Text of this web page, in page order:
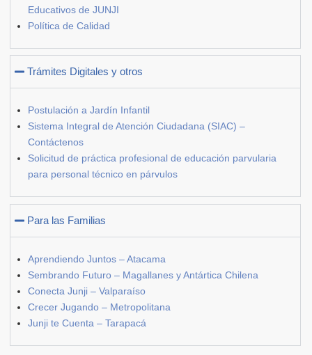
Educativos de JUNJI
Política de Calidad
Trámites Digitales y otros
Postulación a Jardín Infantil
Sistema Integral de Atención Ciudadana (SIAC) –
Contáctenos
Solicitud de práctica profesional de educación parvularia
para personal técnico en párvulos
Para las Familias
Aprendiendo Juntos – Atacama
Sembrando Futuro – Magallanes y Antártica Chilena
Conecta Junji – Valparaíso
Crecer Jugando – Metropolitana
Junji te Cuenta – Tarapacá